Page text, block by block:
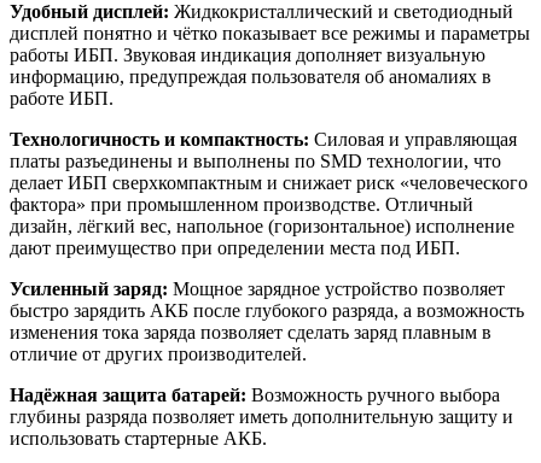
Удобный дисплей: Жидкокристаллический и светодиодный
дисплей понятно и чётко показывает все режимы и параметры
работы ИБП. Звуковая индикация дополняет визуальную
информацию, предупреждая пользователя об аномалиях в
работе ИБП.
Технологичность и компактность: Силовая и управляющая
платы разъединены и выполнены по SMD технологии, что
делает ИБП сверхкомпактным и снижает риск «человеческого
фактора» при промышленном производстве. Отличный
дизайн, лёгкий вес, напольное (горизонтальное) исполнение
дают преимущество при определении места под ИБП.
Усиленный заряд: Мощное зарядное устройство позволяет
быстро зарядить АКБ после глубокого разряда, а возможность
изменения тока заряда позволяет сделать заряд плавным в
отличие от других производителей.
Надёжная защита батарей: Возможность ручного выбора
глубины разряда позволяет иметь дополнительную защиту и
использовать стартерные АКБ.